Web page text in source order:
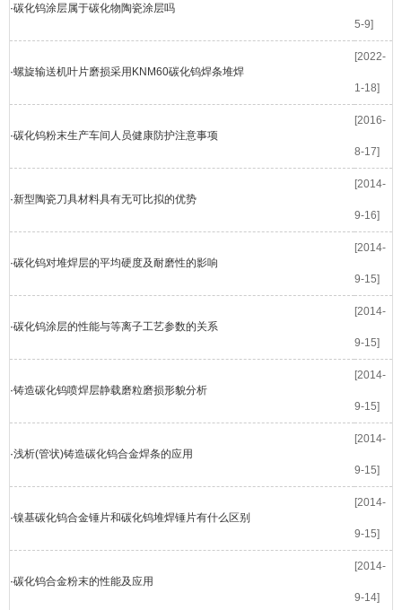
·碳化钨涂层属于碳化物陶瓷涂层吗
5-9]
·螺旋输送机叶片磨损采用KNM60碳化钨焊条堆焊
[2022-
1-18]
·碳化钨粉末生产车间人员健康防护注意事项
[2016-
8-17]
·新型陶瓷刀具材料具有无可比拟的优势
[2014-
9-16]
·碳化钨对堆焊层的平均硬度及耐磨性的影响
[2014-
9-15]
·碳化钨涂层的性能与等离子工艺参数的关系
[2014-
9-15]
·铸造碳化钨喷焊层静载磨粒磨损形貌分析
[2014-
9-15]
·浅析(管状)铸造碳化钨合金焊条的应用
[2014-
9-15]
·镍基碳化钨合金锤片和碳化钨堆焊锤片有什么区别
[2014-
9-15]
·碳化钨合金粉末的性能及应用
[2014-
9-14]